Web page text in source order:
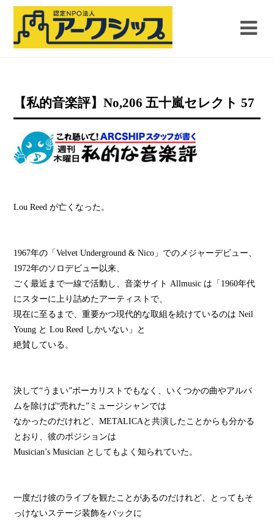
【私的音楽評】No,206 五十嵐セレクト 57
Lou Reed が亡くなった。
1967年の「Velvet Underground & Nico」でのメジャーデビュー、
1972年のソロデビュー以来、
ごく最近まで一線で活動し、音楽サイト Allmusic は「1960年代
にスターに上り詰めたアーティストで、
現在に至るまで、重要かつ現代的な取組を続けているのは Neil
Young と Lou Reed しかいない」と
絶賛している。
決して“うまい”ボーカリストでもなく、いくつかの曲やアルバ
ムを除けば“売れた”ミュージシャンでは
なかったのだけれど、METALICAと共演したことからも分かる
とおり、彼のポジションは
Musician’s Musician としてもよく知られていた。
一度だけ彼のライブを観たことがあるのだけれど、とってもそ
っけないステージ装飾をバックに